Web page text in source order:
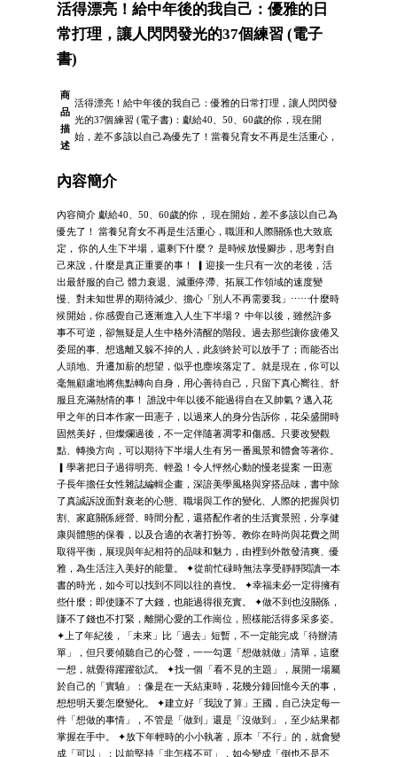
活得漂亮！給中年後的我自己：優雅的日
常打理，讓人閃閃發光的37個練習 (電子
書)
商
品
描
述
活得漂亮！給中年後的我自己：優雅的日常打理，讓人閃閃發
光的37個練習 (電子書)：獻給40、50、60歲的你，現在開
始，差不多該以自己為優先了！當養兒育女不再是生活重心，
內容簡介
內容簡介 獻給40、50、60歲的你， 現在開始，差不多該以自己為
優先了！ 當養兒育女不再是生活重心，職涯和人際關係也大致底
定， 你的人生下半場，還剩下什麼？ 是時候放慢腳步，思考對自
己來說，什麼是真正重要的事！ ▎迎接一生只有一次的老後，活
出最舒服的自己 體力衰退、減重停滯、拓展工作領域的速度變
慢、對未知世界的期待減少、擔心「別人不再需要我」⋯⋯什麼時
候開始，你感覺自己逐漸進入人生下半場？ 中年以後，雖然許多
事不可逆，卻無疑是人生中格外清醒的階段。過去那些讓你疲倦又
委屈的事、想逃離又躲不掉的人，此刻終於可以放手了；而能否出
人頭地、升遷加薪的想望，似乎也塵埃落定了。就是現在，你可以
毫無顧慮地將焦點轉向自身，用心善待自己，只留下真心嚮往、舒
服且充滿熱情的事！ 誰說中年以後不能過得自在又帥氣？邁入花
甲之年的日本作家一田憲子，以過來人的身分告訴你，花朵盛開時
固然美好，但燦爛過後，不一定伴隨著凋零和傷感。只要改變觀
點、轉換方向，可以期待下半場人生有另一番風景和體會等著你。
▎學著把日子過得明亮、輕盈！令人怦然心動的慢老提案 一田憲
子長年擔任女性雜誌編輯企畫，深諳美學風格與穿搭品味，書中除
了真誠訴說面對衰老的心態、職場與工作的變化、人際的把握與切
割、家庭關係經營、時間分配，還搭配作者的生活實景照，分享健
康與體態的保養，以及合適的衣著打扮等。教你在時尚與花費之間
取得平衡，展現與年紀相符的品味和魅力，由裡到外散發清爽、優
雅，為生活注入美好的能量。 ✦從前忙碌時無法享受靜靜閱讀一本
書的時光，如今可以找到不同以往的喜悅。 ✦幸福未必一定得擁有
些什麼；即使賺不了大錢，也能過得很充實。 ✦做不到也沒關係，
賺不了錢也不打緊，離開心愛的工作崗位，照樣能活得多采多姿。
✦上了年紀後，「未來」比「過去」短暫，不一定能完成「待辦清
單」，但只要傾聽自己的心聲，一一勾選「想做就做」清單，這麼
一想，就覺得躍躍欲試。 ✦找一個「看不見的主題」，展開一場屬
於自己的「實驗」：像是在一天結束時，花幾分鐘回憶今天的事，
想想明天要怎麼變化。 ✦建立好「我說了算」王國，自己決定每一
件「想做的事情」，不管是「做到」還是「沒做到」，至少結果都
掌握在手中。 ✦放下年輕時的小小執著，原本「不行」的，就會變
成「可以」；以前堅持「非怎樣不可」，如今變成「倒也不是不